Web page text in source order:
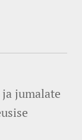
jumalate